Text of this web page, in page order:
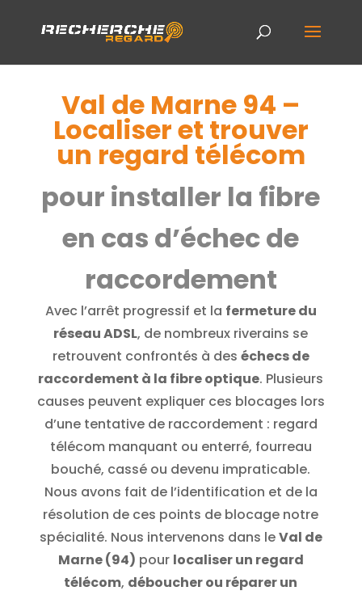
Val de Marne 94 –
Localiser et trouver
un regard télécom
pour installer la fibre
en cas d’échec de
raccordement
Avec l’arrêt progressif et la fermeture du
réseau ADSL, de nombreux riverains se
retrouvent confrontés à des échecs de
raccordement à la fibre optique. Plusieurs
causes peuvent expliquer ces blocages lors
d’une tentative de raccordement : regard
télécom manquant ou enterré, fourreau
bouché, cassé ou devenu impraticable.
Nous avons fait de l’identification et de la
résolution de ces points de blocage notre
spécialité. Nous intervenons dans leVal de
Marne (94) pour localiser un regard
télécom, déboucher ou réparer un